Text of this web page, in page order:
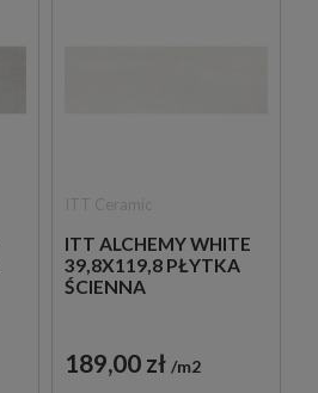
ITT ALCHEMY WHITE
39,8X119,8 PŁYTKA
ŚCIENNA
189,00 zł m2